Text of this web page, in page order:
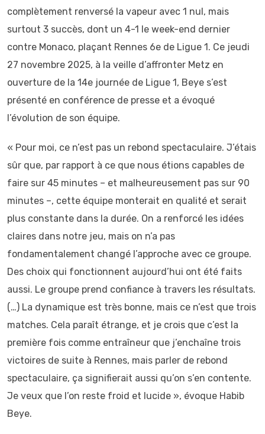
complètement renversé la vapeur avec 1 nul, mais
surtout 3 succès, dont un 4-1 le week-end dernier
contre Monaco, plaçant Rennes 6e de Ligue 1. Ce jeudi
27 novembre 2025, à la veille d’affronter Metz en
ouverture de la 14e journée de Ligue 1, Beye s’est
présenté en conférence de presse et a évoqué
l’évolution de son équipe.
« Pour moi, ce n’est pas un rebond spectaculaire. J’étais
sûr que, par rapport à ce que nous étions capables de
faire sur 45 minutes – et malheureusement pas sur 90
minutes –, cette équipe monterait en qualité et serait
plus constante dans la durée. On a renforcé les idées
claires dans notre jeu, mais on n’a pas
fondamentalement changé l’approche avec ce groupe.
Des choix qui fonctionnent aujourd’hui ont été faits
aussi. Le groupe prend confiance à travers les résultats.
(…) La dynamique est très bonne, mais ce n’est que trois
matches. Cela paraît étrange, et je crois que c’est la
première fois comme entraîneur que j’enchaîne trois
victoires de suite à Rennes, mais parler de rebond
spectaculaire, ça signifierait aussi qu’on s’en contente.
Je veux que l’on reste froid et lucide », évoque Habib
Beye.